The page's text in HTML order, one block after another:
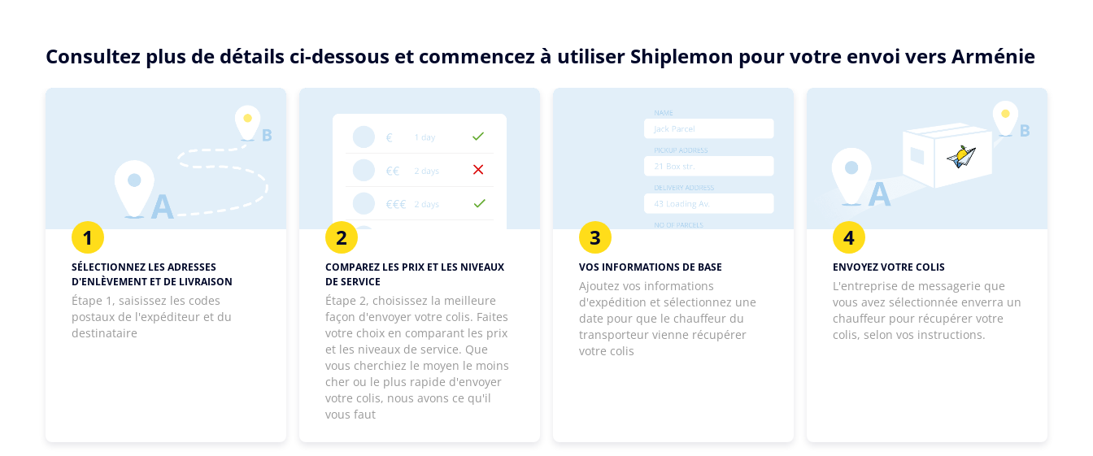
Consultez plus de détails ci-dessous et commencez à utiliser Shiplemon pour votre envoi vers Arménie
1
SÉLECTIONNEZ LES ADRESSES
D'ENLÈVEMENT ET DE LIVRAISON
Étape 1, saisissez les codes
postaux de l'expéditeur et du
destinataire
2
COMPAREZ LES PRIX ET LES NIVEAUX
DE SERVICE
Étape 2, choisissez la meilleure
façon d'envoyer votre colis. Faites
votre choix en comparant les prix
et les niveaux de service. Que
vous cherchiez le moyen le moins
cher ou le plus rapide d'envoyer
votre colis, nous avons ce qu'il
vous faut
3
VOS INFORMATIONS DE BASE
Ajoutez vos informations
d'expédition et sélectionnez une
date pour que le chauffeur du
transporteur vienne récupérer
votre colis
4
ENVOYEZ VOTRE COLIS
L'entreprise de messagerie que
vous avez sélectionnée enverra un
chauffeur pour récupérer votre
colis, selon vos instructions.